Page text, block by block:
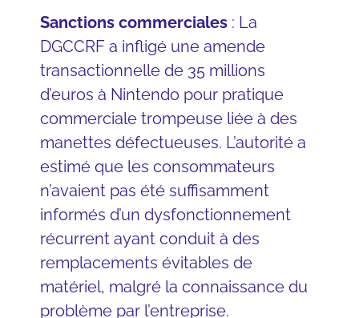
Sanctions commerciales : La
DGCCRF a infligé une amende
transactionnelle de 35 millions
d’euros à Nintendo pour pratique
commerciale trompeuse liée à des
manettes défectueuses. L’autorité a
estimé que les consommateurs
n’avaient pas été suffisamment
informés d’un dysfonctionnement
récurrent ayant conduit à des
remplacements évitables de
matériel, malgré la connaissance du
problème par l’entreprise.